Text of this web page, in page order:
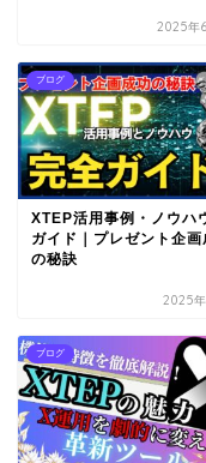
2025年
ブログ
XTEP活用事例・ノウハ
ガイド｜プレゼント企画
の秘訣
2025
ブログ